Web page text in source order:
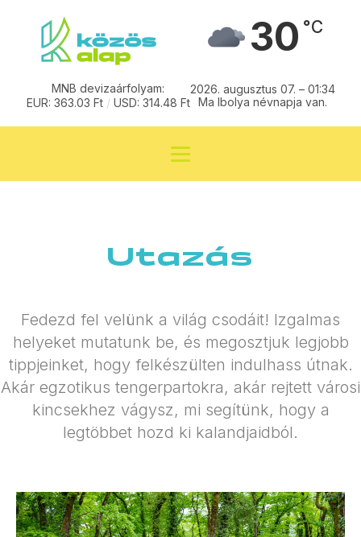
MNB devizaárfolyam:
EUR: 363.03 Ft / USD: 314.48 Ft
2026. augusztus 07. – 01:34
Ma Ibolya névnapja van.
30 °C
Utazás
Fedezd fel velünk a világ csodáit! Izgalmas
helyeket mutatunk be, és megosztjuk legjobb
tippjeinket, hogy felkészülten indulhass útnak.
Akár egzotikus tengerpartokra, akár rejtett városi
kincsekhez vágysz, mi segítünk, hogy a
legtöbbet hozd ki kalandjaidból.